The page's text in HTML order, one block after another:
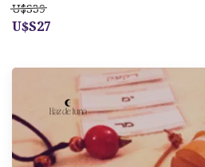
U$S39
U$S27